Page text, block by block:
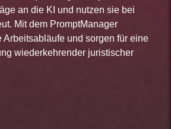
an die KI und nutzen sie bei
Mit dem PromptManager
Arbeitsabläufe und sorgen für eine
wiederkehrender juristischer